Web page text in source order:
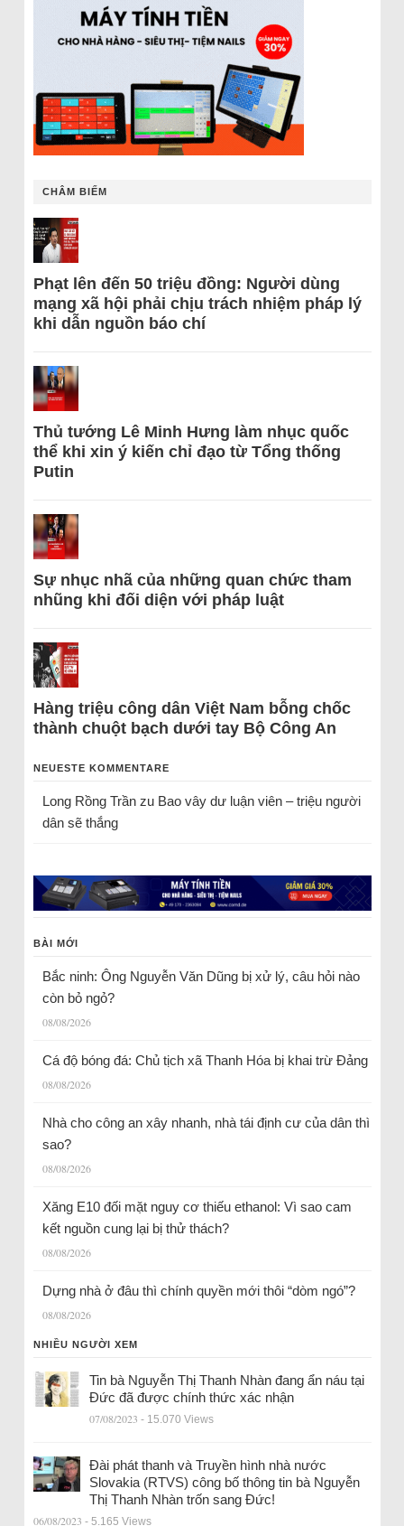
CHÂM BIẾM
Phạt lên đến 50 triệu đồng: Người dùng
mạng xã hội phải chịu trách nhiệm pháp lý
khi dẫn nguồn báo chí
Thủ tướng Lê Minh Hưng làm nhục quốc
thể khi xin ý kiến chỉ đạo từ Tổng thống
Putin
Sự nhục nhã của những quan chức tham
nhũng khi đối diện với pháp luật
Hàng triệu công dân Việt Nam bỗng chốc
thành chuột bạch dưới tay Bộ Công An
NEUESTE KOMMENTARE
Long Rồng Trầnzu Bao vây dư luận viên – triệu người
dân sẽ thắng
BÀI MỚI
Bắc ninh: Ông Nguyễn Văn Dũng bị xử lý, câu hỏi nào
còn bỏ ngỏ?
08/08/2026
Cá độ bóng đá: Chủ tịch xã Thanh Hóa bị khai trừ Đảng
08/08/2026
Nhà cho công an xây nhanh, nhà tái định cư của dân thì
sao?
08/08/2026
Xăng E10 đối mặt nguy cơ thiếu ethanol: Vì sao cam
kết nguồn cung lại bị thử thách?
08/08/2026
Dựng nhà ở đâu thì chính quyền mới thôi “dòm ngó”?
08/08/2026
NHIỀU NGƯỜI XEM
Tin bà Nguyễn Thị Thanh Nhàn đang ẩn náu tại
Đức đã được chính thức xác nhận
07/08/2023 - 15.070 Views
Đài phát thanh và Truyền hình nhà nước
Slovakia (RTVS) công bố thông tin bà Nguyễn
Thị Thanh Nhàn trốn sang Đức!
06/08/2023 - 5.165 Views